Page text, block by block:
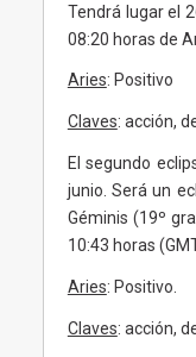
Tendrá lugar el
08:20 horas de
Aries: Positivo
Claves: acción,
El segundo
junio. Será un
Géminis (19º
10:43 horas
Aries: Positivo.
Claves: acción,